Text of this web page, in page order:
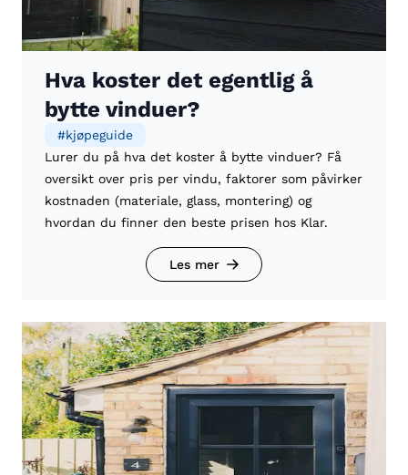
Hva koster det egentlig å
bytte vinduer?
#kjøpeguide
Lurer du på hva det koster å bytte vinduer? Få
oversikt over pris per vindu, faktorer som påvirker
kostnaden (materiale, glass, montering) og
hvordan du finner den beste prisen hos Klar.
Les mer